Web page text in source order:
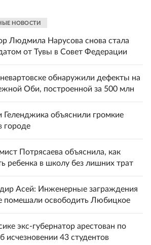
НОВОСТИ
Людмила Нарусова снова стала
от Тувы в Совет Федерации
обнаружили дефекты на
Оби, построенной за 500 млн
Геленджика объяснили громкие
городе
Потрясаева объяснила, как
ребенка в школу без лишних трат
Асей: Инженерные заграждения
помешали освободить Любицкое
экс-губернатор арестован по
исчезновении 43 студентов